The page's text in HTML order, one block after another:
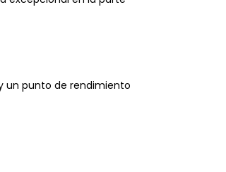
un punto de rendimiento